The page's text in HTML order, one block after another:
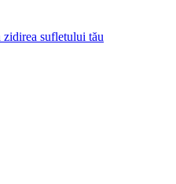
sufletului tău